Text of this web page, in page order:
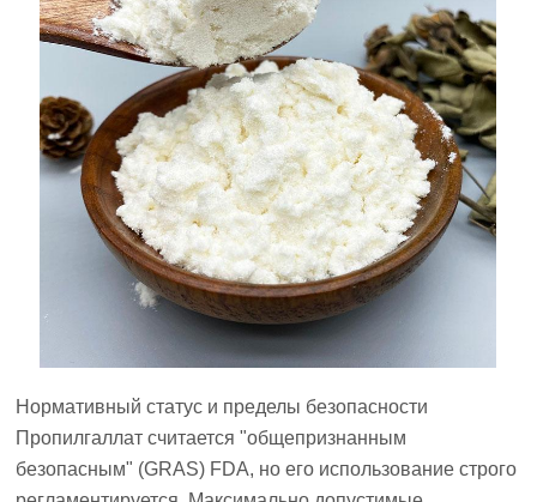
Нормативный статус и пределы безопасности
Пропилгаллат считается "общепризнанным
безопасным" (GRAS) FDA, но его использование строго